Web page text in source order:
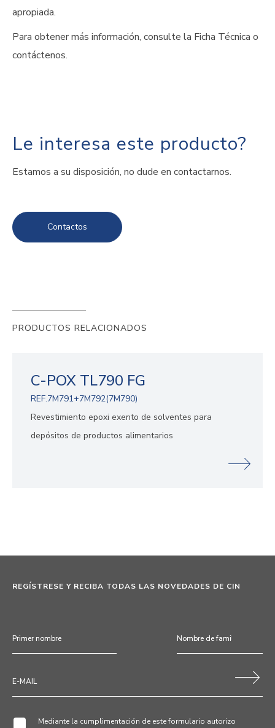
apropiada.
Para obtener más información, consulte la Ficha Técnica o
contáctenos.
Le interesa este producto?
Estamos a su disposición, no dude en contactarnos.
Contactos
PRODUCTOS RELACIONADOS
C-POX TL790 FG
REF.7M791+7M792(7M790)
Revestimiento epoxi exento de solventes para
depósitos de productos alimentarios
REGÍSTRESE Y RECIBA TODAS LAS NOVEDADES DE CIN
Mediante la cumplimentación de este formulario autorizo